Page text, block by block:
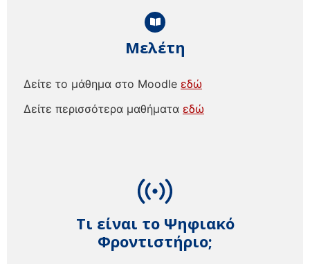
Τι είναι το Ψηφιακό
Φροντιστήριο;
Μελέτη
Δείτε το μάθημα στο Moodle εδώ
Δείτε περισσότερα μαθήματα εδώ